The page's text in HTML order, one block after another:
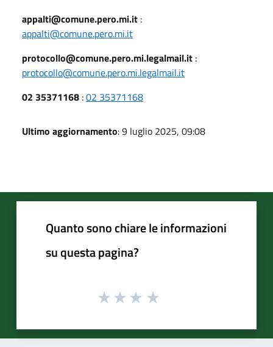
appalti@comune.pero.mi.it :
appalti@comune.pero.mi.it
protocollo@comune.pero.mi.legalmail.it :
protocollo@comune.pero.mi.legalmail.it
02 35371168 :02 35371168
Ultimo aggiornamento: 9 luglio 2025, 09:08
Quanto sono chiare le informazioni
su questa pagina?